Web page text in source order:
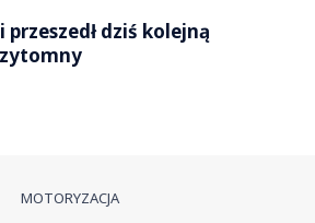
przeszedł dziś kolejną
MOTORYZACJA